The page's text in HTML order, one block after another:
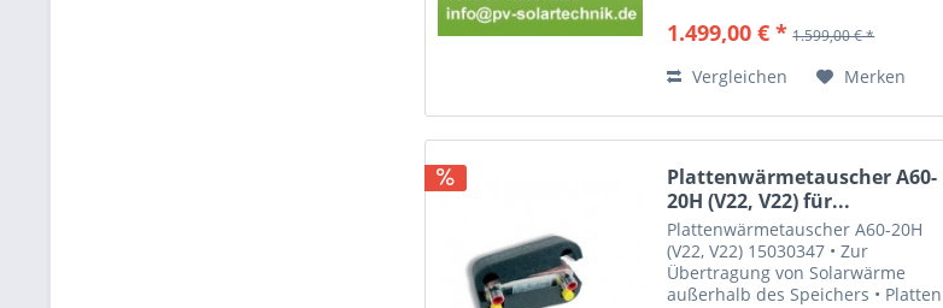
1.499,00 € * 1.599,00 € *
Vergleichen Merken
Plattenwärmetauscher A60-
20H (V22, V22) für...
Plattenwärmetauscher A60-20H
(V22, V22) 15030347 • Zur
Übertragung von Solarwärme
außerhalb des Speichers • Platten